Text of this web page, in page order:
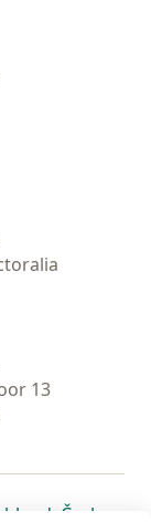
de inicio
13
nueva pestaña
en una nueva
se abre en
Česko